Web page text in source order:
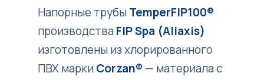
Напорные трубыTemperFIP100®
производстваFIP Spa (Aliaxis)
изготовлены из хлорированного
ПВХ маркиCorzan® — материала с